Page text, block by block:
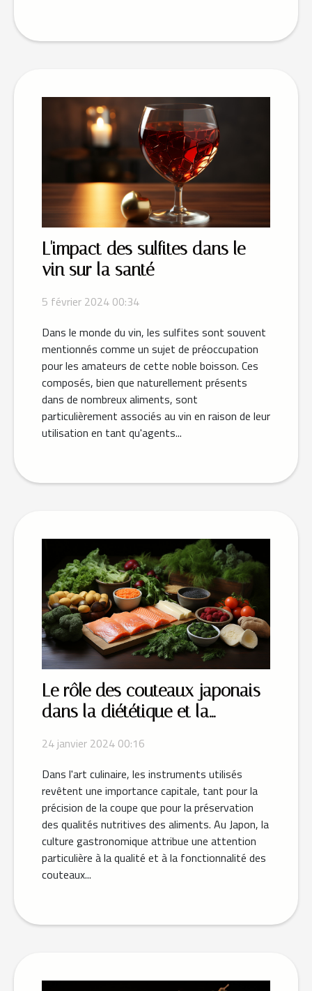
L'impact des sulfites dans le
vin sur la santé
5 février 2024 00:34
Dans le monde du vin, les sulfites sont souvent
mentionnés comme un sujet de préoccupation
pour les amateurs de cette noble boisson. Ces
composés, bien que naturellement présents
dans de nombreux aliments, sont
particulièrement associés au vin en raison de leur
utilisation en tant qu'agents...
Le rôle des couteaux japonais
dans la diététique et la
24 janvier 2024 00:16
Dans l'art culinaire, les instruments utilisés
revêtent une importance capitale, tant pour la
précision de la coupe que pour la préservation
des qualités nutritives des aliments. Au Japon, la
culture gastronomique attribue une attention
particulière à la qualité et à la fonctionnalité des
couteaux...